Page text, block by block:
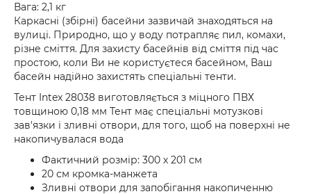
Вага: 2,1 кг
Каркасні (збірні) басейни зазвичай знаходяться на
вулиці. Природно, що у воду потрапляє пил, комахи,
різне сміття. Для захисту басейнів від сміття під час
простою, коли Ви не користуєтеся басейном, Ваш
басейн надійно захистять спеціальні тенти.
Тент Intex 28038 виготовляється з міцного ПВХ
товщиною 0,18 мм Тент має спеціальні мотузкові
зав'язки і зливні отвори, для того, щоб на поверхні не
накопичувалася вода
Фактичний розмір: 300 х 201 см
20 см кромка-манжета
Зливні отвори для запобігання накопиченню